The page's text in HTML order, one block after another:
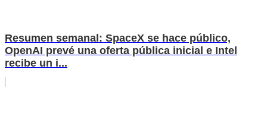
Resumen semanal: SpaceX se hace público,
OpenAI prevé una oferta pública inicial e Intel
recibe un i...